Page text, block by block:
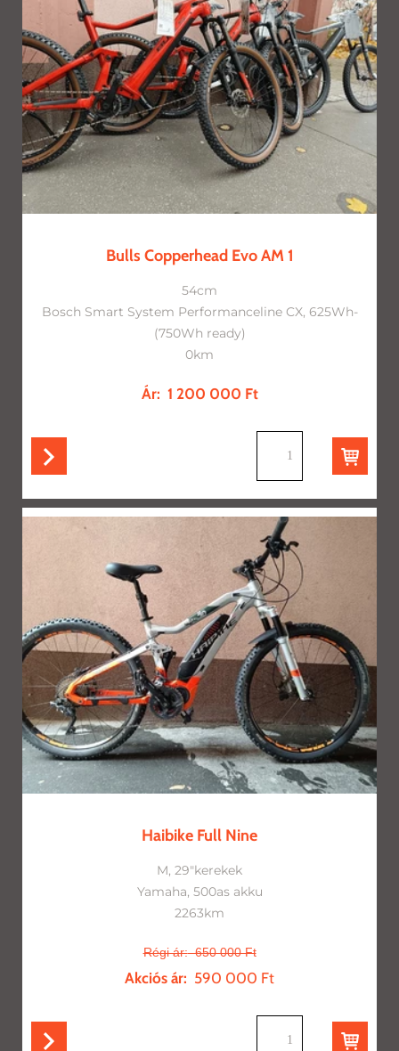
Bulls Copperhead Evo AM 1
54cm
Bosch Smart System Performanceline CX, 625Wh-
(750Wh ready)
0km
Ár: 1 200 000 Ft
Haibike Full Nine
M, 29"kerekek
Yamaha, 500as akku
2263km
Régi ár:650 000 Ft
Akciós ár: 590 000 Ft